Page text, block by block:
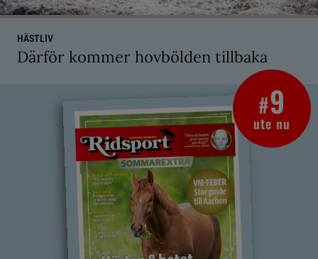
HÄSTLIV
Därför kommer hovbölden tillbaka
#9
ute nu